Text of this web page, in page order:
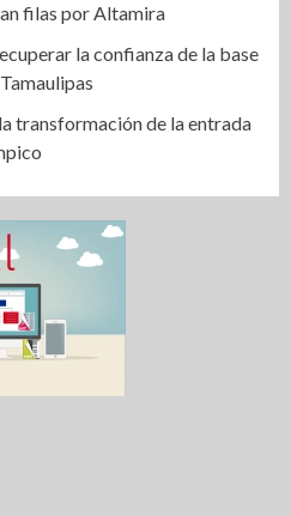
filas por Altamira
la confianza de la base
transformación de la entrada